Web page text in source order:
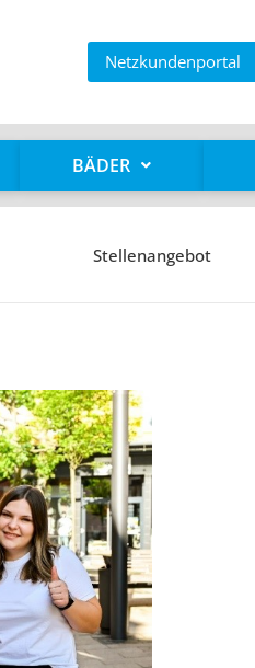
Netzkundenportal
BÄDER
Stellenangebot